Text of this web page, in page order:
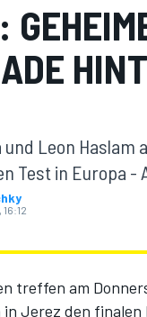
und Leon
Test in Europa
treffen am
Jerez den